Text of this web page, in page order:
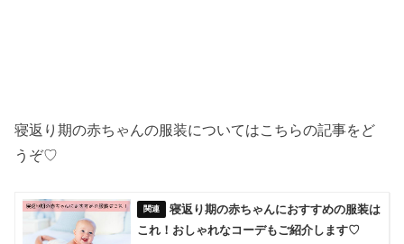
寝返り期の赤ちゃんの服装についてはこちらの記事をど
うぞ♡
寝返り期の赤ちゃんにおすすめの服装は
これ！おしゃれなコーデもご紹介します♡